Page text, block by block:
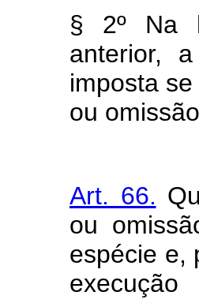
§ 2º Na
anterior,
imposta
ou
Art. 66.
ou
espécie e,